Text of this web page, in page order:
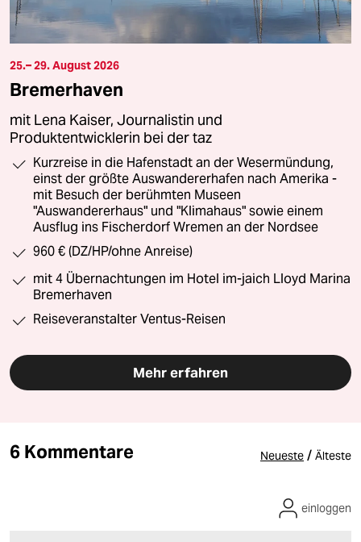
25.– 29. August 2026
Bremerhaven
mit Lena Kaiser, Journalistin und
Produktentwicklerin bei der taz
Kurzreise in die Hafenstadt an der Wesermündung,
einst der größte Auswandererhafen nach Amerika -
mit Besuch der berühmten Museen
"Auswandererhaus" und "Klimahaus" sowie einem
Ausflug ins Fischerdorf Wremen an der Nordsee
960 € (DZ/HP/ohne Anreise)
mit 4 Übernachtungen im Hotel im-jaich Lloyd Marina
Bremerhaven
Reiseveranstalter Ventus-Reisen
Mehr erfahren
6 Kommentare Neueste / Älteste
einloggen